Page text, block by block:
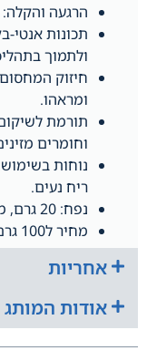
הרגעה והקלה:
תכונות אנטי-
ולתמוך
חיזוק
ומראהו.
תורמת
וחומרים
נוחות
ריח נעים.
נפח: 20 גרם, מתאימה לשימוש ביתי, טבע וטיולים.
מחיר ל100 גרם – 125 ש”ח
אחריות
אודות המותג